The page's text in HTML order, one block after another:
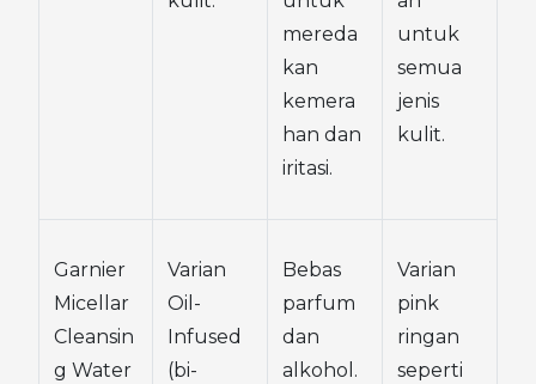
mereda
kan
kemera
han dan
iritasi.
untuk
semua
jenis
kulit.
Garnier
Micellar
Cleansin
g Water
Varian
Oil-
Infused
(bi-
Bebas
parfum
dan
alkohol.
Varian
pink
ringan
seperti